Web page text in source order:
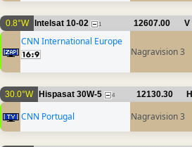
0.8°W Intelsat 10-02 1 12607.00 V
CNN International Europe
Nagravision 3
30.0°W Hispasat 30W-5 4 12130.30 H
CNN Portugal Nagravision 3